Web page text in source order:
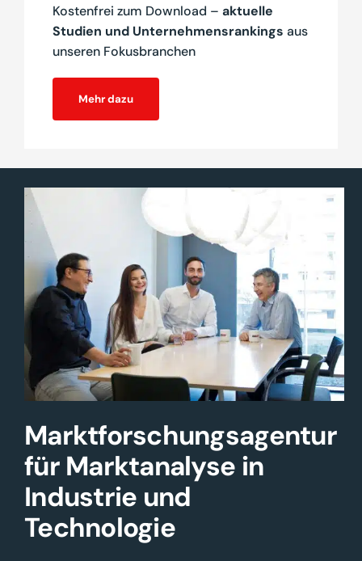
Kostenfrei zum Download – aktuelle
Studien und Unternehmensrankings aus
unseren Fokusbranchen
Mehr dazu
Marktforschungs­agentur
für Marktanalyse in
Industrie und
Technologie